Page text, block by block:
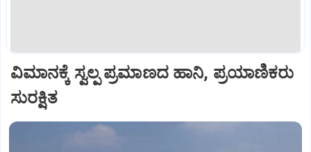
ವಿಮಾನಕ್ಕೆ ಸ್ವಲ್ಪ ಪ್ರಮಾಣದ ಹಾನಿ, ಪ್ರಯಾಣಿಕರು
ಸುರಕ್ಷಿತ